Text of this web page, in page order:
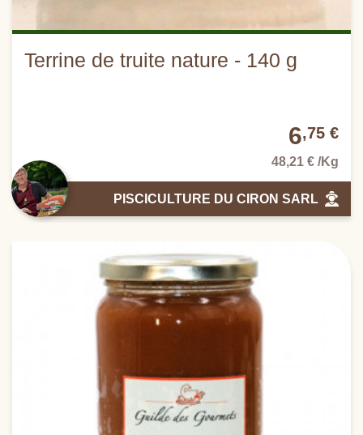
Terrine de truite nature - 140 g
6,75 €
48,21 € /Kg
PISCICULTURE DU CIRON SARL